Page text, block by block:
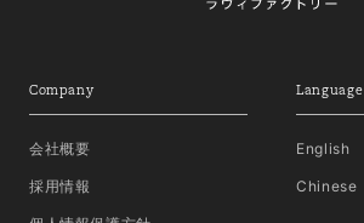
Company
会社概要
採用情報
Language
English
Chinese